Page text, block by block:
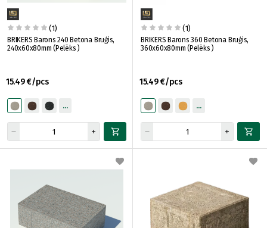
(1)
BRIKERS Barons 240 Betona Bruģis,
240x60x80mm (Pelēks )
15.49 €/pcs
(1)
BRIKERS Barons 360 Betona Bruģis,
360x60x80mm (Pelēks )
15.49 €/pcs